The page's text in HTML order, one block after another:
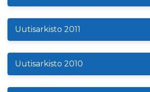
Uutisarkisto 2011
Uutisarkisto 2010